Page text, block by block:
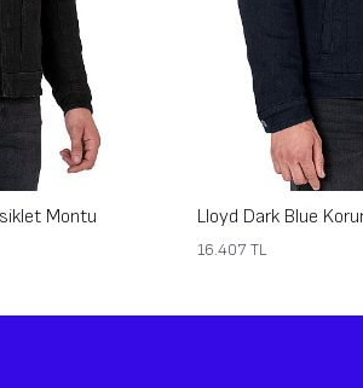
Montu Lloyd Dark Blue
16.407TL